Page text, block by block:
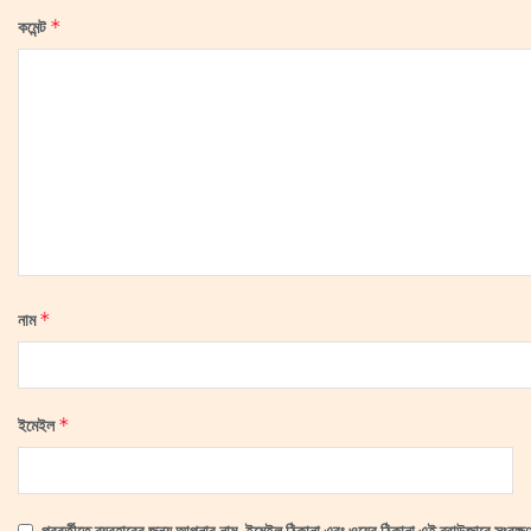
কমেন্ট*
নাম*
ইমেইল*